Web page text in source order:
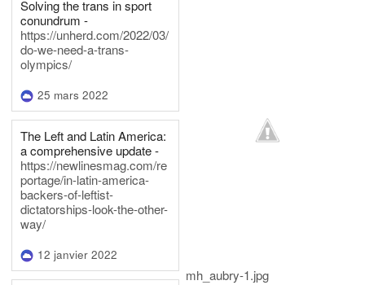
Solving the trans in sport
conundrum -
https://unherd.com/2022/03/
do-we-need-a-trans-
olympics/
25 mars 2022
The Left and Latin America:
a comprehensive update -
https://newlinesmag.com/re
portage/in-latin-america-
backers-of-leftist-
dictatorships-look-the-other-
way/
12 janvier 2022
mh_aubry-1.jpg